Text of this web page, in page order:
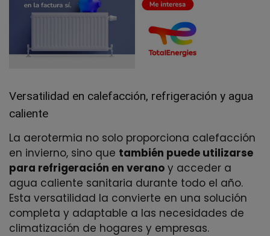
Versatilidad en calefacción, refrigeración y agua
caliente
La aerotermia no solo proporciona calefacción
en invierno, sino que también puede utilizarse
para refrigeración en verano y acceder a
agua caliente sanitaria durante todo el año.
Esta versatilidad la convierte en una solución
completa y adaptable a las necesidades de
climatización de hogares y empresas.